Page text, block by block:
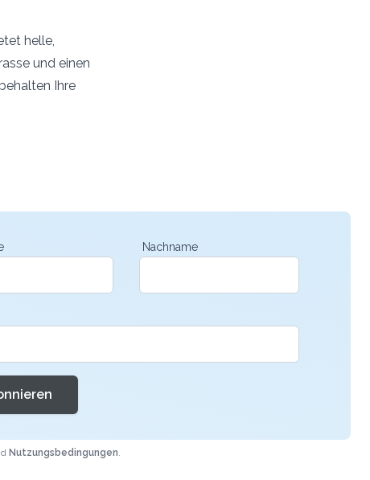
helle,
und einen
Ihre
Nachname
Nutzungsbedingungen.